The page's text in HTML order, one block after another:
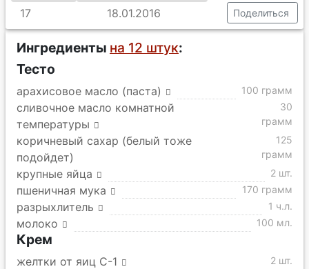
17
18.01.2016 Поделиться
Ингредиенты на 12 штук:
Тесто
арахисовое масло (паста) 100 грамм
сливочное масло комнатной
температуры
30
грамм
коричневый сахар (белый тоже
подойдет)
125
грамм
крупные яйца 2 шт.
пшеничная мука 170 грамм
разрыхлитель 1 ч.л.
молоко 100 мл.
Крем
желтки от яиц С-1 2 шт.